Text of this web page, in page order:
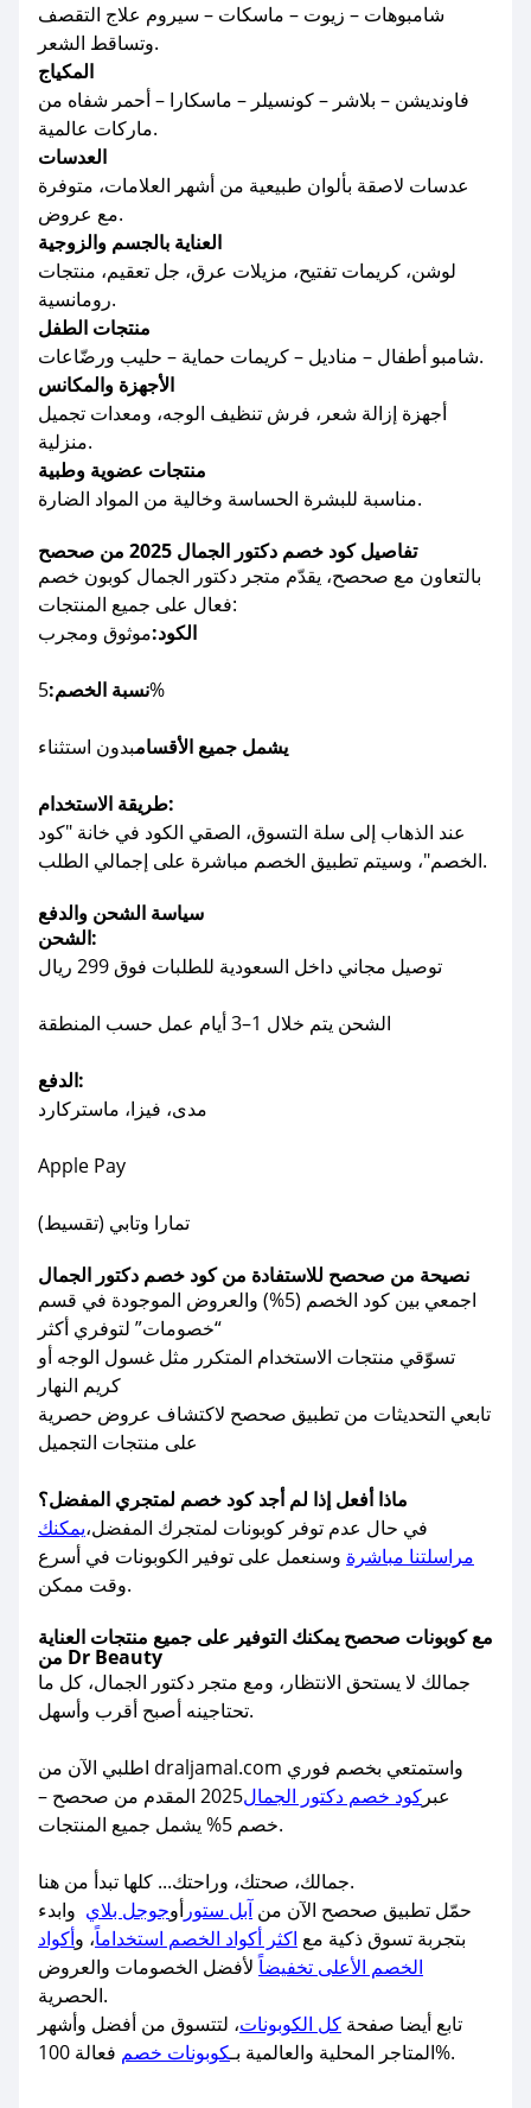
شامبوهات – زيوت – ماسكات – سيروم علاج التقصف
وتساقط الشعر.
المكياج
فاونديشن – بلاشر – كونسيلر – ماسكارا – أحمر شفاه من
ماركات عالمية.
العدسات
عدسات لاصقة بألوان طبيعية من أشهر العلامات، متوفرة
مع عروض.
العناية بالجسم والزوجية
لوشن، كريمات تفتيح، مزيلات عرق، جل تعقيم، منتجات
رومانسية.
منتجات الطفل
شامبو أطفال – مناديل – كريمات حماية – حليب ورضّاعات.
الأجهزة والمكانس
أجهزة إزالة شعر، فرش تنظيف الوجه، ومعدات تجميل
منزلية.
منتجات عضوية وطبية
مناسبة للبشرة الحساسة وخالية من المواد الضارة.
تفاصيل كود خصم دكتور الجمال 2025 من صحصح
بالتعاون مع صحصح، يقدّم متجر دكتور الجمال كوبون خصم
فعال على جميع المنتجات:
الكود:موثوق ومجرب
نسبة الخصم:5%
يشمل جميع الأقسامبدون استثناء
طريقة الاستخدام:
عند الذهاب إلى سلة التسوق، الصقي الكود في خانة "كود
الخصم"، وسيتم تطبيق الخصم مباشرة على إجمالي الطلب.
سياسة الشحن والدفع
الشحن:
توصيل مجاني داخل السعودية للطلبات فوق 299 ريال
الشحن يتم خلال 1–3 أيام عمل حسب المنطقة
الدفع:
مدى، فيزا، ماستركارد
Apple Pay
تمارا وتابي (تقسيط)
نصيحة من صحصح للاستفادة من كود خصم دكتور الجمال
اجمعي بين كود الخصم (5%) والعروض الموجودة في قسم
“خصومات” لتوفري أكثر
تسوّقي منتجات الاستخدام المتكرر مثل غسول الوجه أو
كريم النهار
تابعي التحديثات من تطبيق صحصح لاكتشاف عروض حصرية
على منتجات التجميل
ماذا أفعل إذا لم أجد كود خصم لمتجري المفضل؟
في حال عدم توفر كوبونات لمتجرك المفضل،يمكنك
مراسلتنا مباشرة وسنعمل على توفير الكوبونات في أسرع
وقت ممكن.
مع كوبونات صحصح يمكنك التوفير على جميع منتجات العناية
من Dr Beauty
جمالك لا يستحق الانتظار، ومع متجر دكتور الجمال، كل ما
تحتاجينه أصبح أقرب وأسهل.
اطلبي الآن من draljamal.com واستمتعي بخصم فوري
عبر كود خصم دكتور الجمال
2025 المقدم من صحصح –
خصم 5% يشمل جميع المنتجات.
جمالك، صحتك، وراحتك... كلها تبدأ من هنا.
حمّل تطبيق صحصح الآن من آبل ستور أوجوجل بلاي وابدء
بتجربة تسوق ذكية مع اكثر أكواد الخصم استخداماً، وأكواد
الخصم الأعلى تخفيضاًلأفضل الخصومات والعروض
الحصرية.
تابع أيضا صفحة كل الكوبونات، لتتسوق من أفضل وأشهر
المتاجر المحلية والعالمية بـكوبونات خصم فعالة 100%.